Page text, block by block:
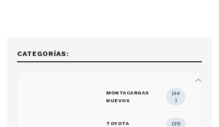
CATEGORÍAS:
MONTACARGAS
NUEVOS
(54
)
TOYOTA (21)